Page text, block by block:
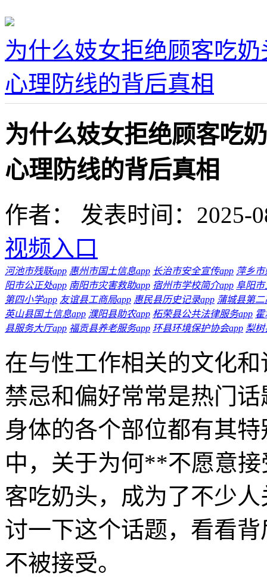
为什么妓女拒绝顾客吃
心理防线的背后真相
为什么妓女拒绝顾客吃
心理防线的背后真相
作者：
发表时间：2025-
视频入口
河池市残联app 惠州市国土信息app 长治市安全宣传app 萍乡市
阳市公正处app 南阳市灾害救助app 宿州市学校简介app 阜阳市
第四小学app 友谊县工商局app 惠民县历史记录app 蒲城县第二
英山县国土信息app 濮阳县助农app 柘荣县公共法律服务app 霍
县服务大厅app 福贡县养老服务app 环县环境保护协会app 梨树
在与性工作相关的文化
禁忌和偏好常常是热门
身体的各个部位都有其
中，关于为何**不愿意
客吃奶头，成为了不少
讨一下这个话题，看看
不被接受。